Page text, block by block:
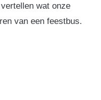
wat onze
van een feestbus.